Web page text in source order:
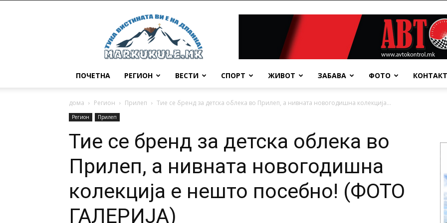
Маркукуле
ПОЧЕТНА РЕГИОН ВЕСТИ СПОРТ ЖИВОТ ЗАБАВА ФОТО КОНТАКТ
дома Регион Прилеп Тие се бренд за детска облека во Прилеп, а нивната новогодишна колекција...
Регион Прилеп
Тие се бренд за детска облека во
Прилеп, а нивната новогодишна
колекција е нешто посебно! (ФОТО
ГАЛЕРИЈА)